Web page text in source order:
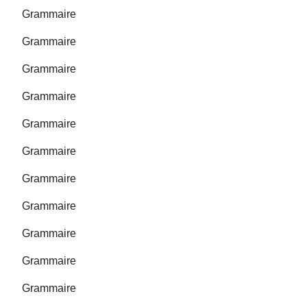
Grammaire
Grammaire
Grammaire
Grammaire
Grammaire
Grammaire
Grammaire
Grammaire
Grammaire
Grammaire
Grammaire